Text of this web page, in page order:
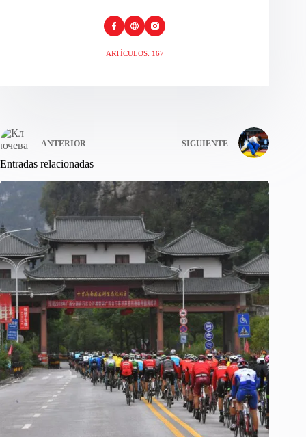
ARTÍCULOS: 167
ANTERIOR SIGUIENTE
Entradas relacionadas